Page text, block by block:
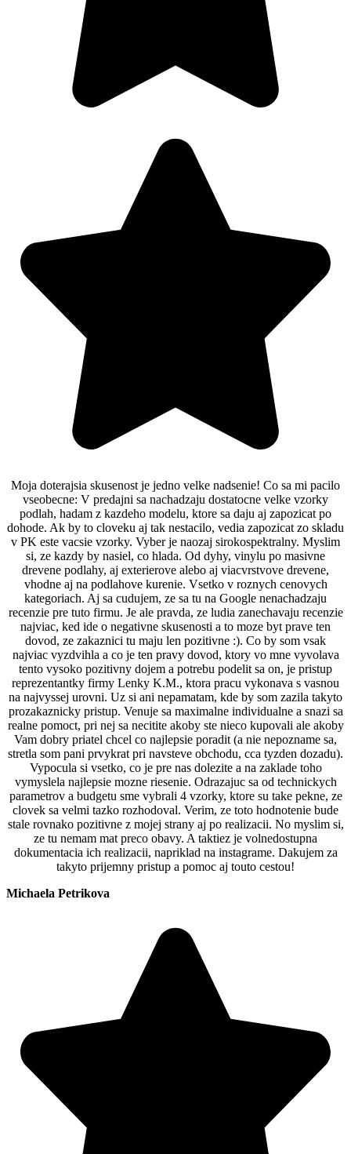
Moja doterajsia skusenost je jedno velke nadsenie! Co sa mi pacilo
vseobecne: V predajni sa nachadzaju dostatocne velke vzorky
podlah, hadam z kazdeho modelu, ktore sa daju aj zapozicat po
dohode. Ak by to cloveku aj tak nestacilo, vedia zapozicat zo skladu
v PK este vacsie vzorky. Vyber je naozaj sirokospektralny. Myslim
si, ze kazdy by nasiel, co hlada. Od dyhy, vinylu po masivne
drevene podlahy, aj exterierove alebo aj viacvrstvove drevene,
vhodne aj na podlahove kurenie. Vsetko v roznych cenovych
kategoriach. Aj sa cudujem, ze sa tu na Google nenachadzaju
recenzie pre tuto firmu. Je ale pravda, ze ludia zanechavaju recenzie
najviac, ked ide o negativne skusenosti a to moze byt prave ten
dovod, ze zakaznici tu maju len pozitivne :). Co by som vsak
najviac vyzdvihla a co je ten pravy dovod, ktory vo mne vyvolava
tento vysoko pozitivny dojem a potrebu podelit sa on, je pristup
reprezentantky firmy Lenky K.M., ktora pracu vykonava s vasnou
na najvyssej urovni. Uz si ani nepamatam, kde by som zazila takyto
prozakaznicky pristup. Venuje sa maximalne individualne a snazi sa
realne pomoct, pri nej sa necitite akoby ste nieco kupovali ale akoby
Vam dobry priatel chcel co najlepsie poradit (a nie nepozname sa,
stretla som pani prvykrat pri navsteve obchodu, cca tyzden dozadu).
Vypocula si vsetko, co je pre nas dolezite a na zaklade toho
vymyslela najlepsie mozne riesenie. Odrazajuc sa od technickych
parametrov a budgetu sme vybrali 4 vzorky, ktore su take pekne, ze
clovek sa velmi tazko rozhodoval. Verim, ze toto hodnotenie bude
stale rovnako pozitivne z mojej strany aj po realizacii. No myslim si,
ze tu nemam mat preco obavy. A taktiez je volnedostupna
dokumentacia ich realizacii, napriklad na instagrame. Dakujem za
takyto prijemny pristup a pomoc aj touto cestou!
Michaela Petrikova